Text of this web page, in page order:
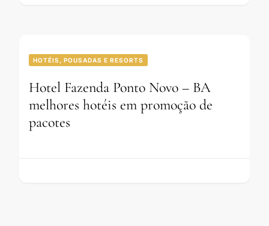
HOTÉIS, POUSADAS E RESORTS
Hotel Fazenda Ponto Novo – BA
melhores hotéis em promoção de
pacotes